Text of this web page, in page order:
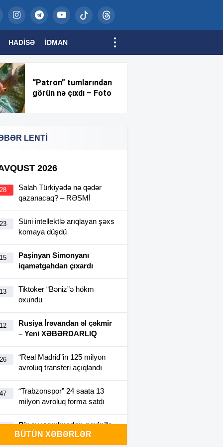
HADISƏ İDMAN
“Patron” tumlarından
görün nə çıxdı – Foto
LENTİ
2026
Salah Türkiyədə nə qədər
qazanacaq? – RƏSMİ
Süni intellektlə arıqlayan şəxs
komaya düşdü
Paşinyan Simonyanı
iqamətgahdan çıxardı
Tiktoker “Bəniz”ə hökm
oxundu
Rusiya İrəvandan əl çəkmir
– Yeni XƏBƏRDARLIQ
“Real Madrid”in 125 milyon
avroluq transferi açıqlandı
“Trabzonspor” 24 saata 13
milyon avroluq forma satdı
Bir ay yuyulmadan geyinilə
bilən futbolka yaradıldı-
BÜTÜN XƏBƏRLƏR